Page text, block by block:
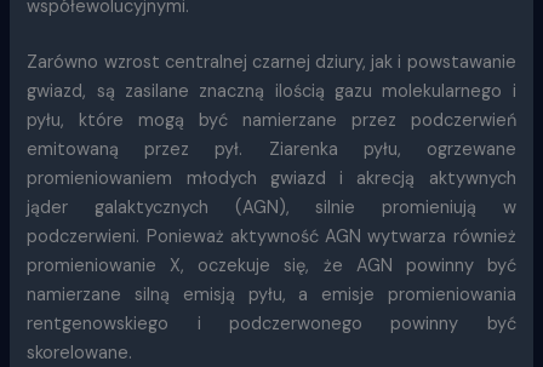
współewolucyjnymi.
Zarówno wzrost centralnej czarnej dziury, jak i powstawanie
gwiazd, są zasilane znaczną ilością gazu molekularnego i
pyłu, które mogą być namierzane przez podczerwień
emitowaną przez pył. Ziarenka pyłu, ogrzewane
promieniowaniem młodych gwiazd i akrecją aktywnych
jąder galaktycznych (AGN), silnie promieniują w
podczerwieni. Ponieważ aktywność AGN wytwarza również
promieniowanie X, oczekuje się, że AGN powinny być
namierzane silną emisją pyłu, a emisje promieniowania
rentgenowskiego i podczerwonego powinny być
skorelowane.